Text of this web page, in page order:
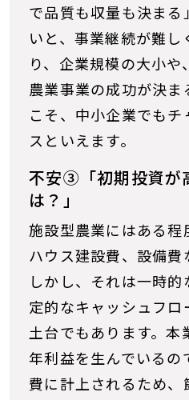
で品質も収量も決まる
いと、事業継続が難し
り、企業規模の大小や
農業事業の成功が決ま
こそ、中小企業でも
スといえます。
不安③「初期投資が
は？」
施設型農業にはある程
ハウス建設費、設備費
しかし、それは一時
定的なキャッシュフロ
土台でもあります。本
年利益を生んでいるの
費に計上されるため、